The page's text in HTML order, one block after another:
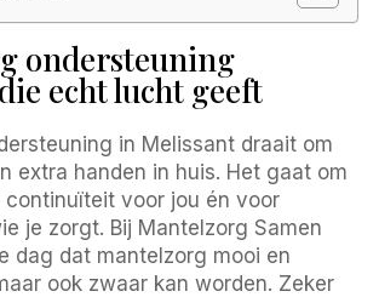
ondersteuning
echt lucht geeft
in Melissant draait om
extra handen in huis. Het gaat om
continuïteit voor jou én voor
je zorgt. Bij Mantelzorg Samen
dag dat mantelzorg mooi en
ook zwaar kan worden. Zeker